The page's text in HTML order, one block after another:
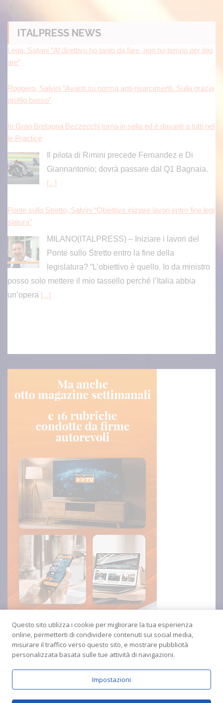
ITALPRESS NEWS
Lega, Salvini “Al direttivo ho tanto da fare, non ho tempo per litig
are”
Roggero, Salvini “Avanti su norma anti-risarcimenti. Sulla grazia
profilo basso”
In Gran Bretagna Bezzecchi torna in sella ed è davanti a tutti nel
le Practice
Il pilota di Rimini precede Fernandez e Di
Giannantonio; dovrà passare dal Q1 Bagnaia.
[...]
Ponte sullo Stretto, Salvini “Obiettivo iniziare lavori entro fine legi
slatura”
MILANO(ITALPRESS) – Iniziare i lavori del
Ponte sullo Stretto entro la fine della
legislatura? “L’obiettivo è quello. Io da ministro
posso solo mettere il mio tassello perché l’Italia abbia
un’opera [...]
Questo sito utilizza i cookie per migliorare la tua esperienza
online, permetterti di condividere contenuti sui social media,
misurare il traffico verso questo sito, e mostrare pubblicità
personalizzata basata sulle tue attività di navigazioni.
Impostazioni